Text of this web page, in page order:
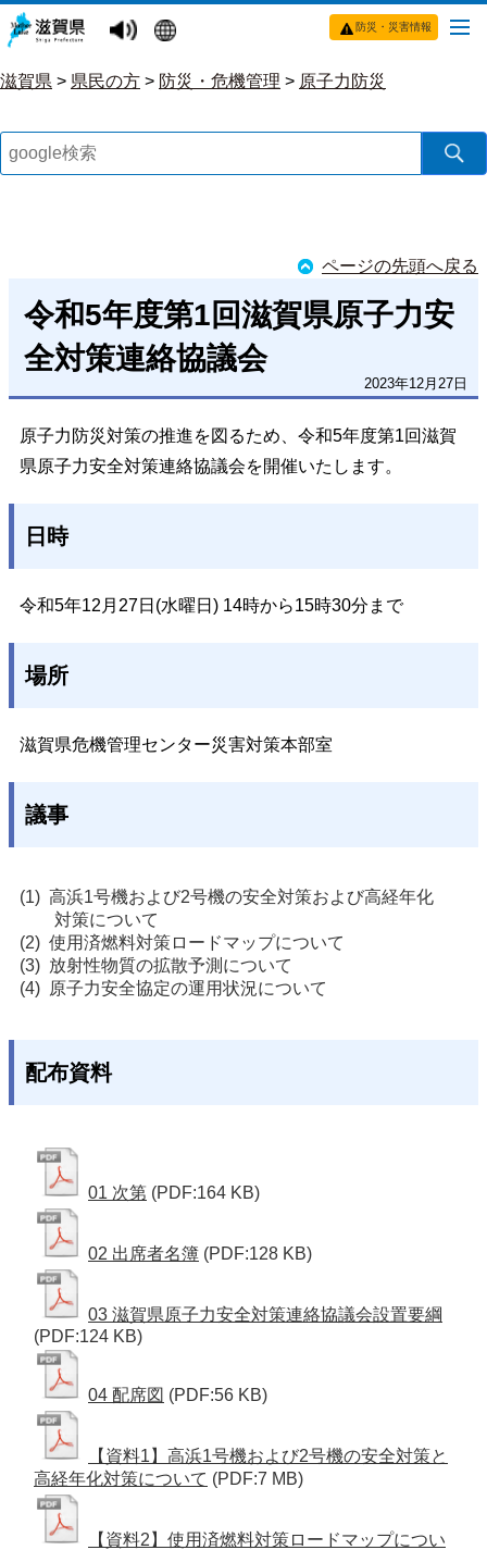
防災・災害情報
滋賀県 > 県民の方 > 防災・危機管理 > 原子力防災
ページの先頭へ戻る
令和5年度第1回滋賀県原子力安
全対策連絡協議会
2023年12月27日
原子力防災対策の推進を図るため、令和5年度第1回滋賀
県原子力安全対策連絡協議会を開催いたします。
日時
令和5年12月27日(水曜日) 14時から15時30分 まで
場所
滋賀県危機管理センター災害対策本部室
議事
高浜1号機および2号機の安全対策および高経年化
対策について
使用済燃料対策ロードマップについて
放射性物質の拡散予測について
原子力安全協定の運用状況について
配布資料
01 次第 (PDF:164 KB)
02 出席者名簿 (PDF:128 KB)
03 滋賀県原子力安全対策連絡協議会設置要綱
(PDF:124 KB)
04 配席図 (PDF:56 KB)
【資料1】高浜1号機および2号機の安全対策と
高経年化対策について (PDF:7 MB)
【資料2】使用済燃料対策ロードマップについ